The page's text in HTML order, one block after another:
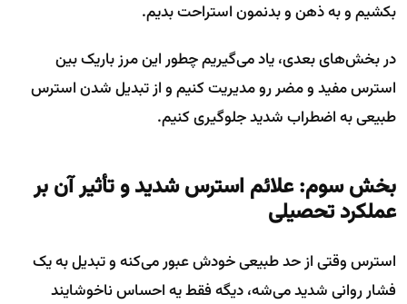
بکشیم و به ذهن و بدنمون استراحت بدیم.
در بخش‌های بعدی، یاد می‌گیریم چطور این مرز باریک بین
استرس مفید و مضر رو مدیریت کنیم و از تبدیل شدن استرس
طبیعی به اضطراب شدید جلوگیری کنیم.
بخش سوم: علائم استرس شدید و تأثیر آن بر
عملکرد تحصیلی
استرس وقتی از حد طبیعی خودش عبور می‌کنه و تبدیل به یک
فشار روانی شدید می‌شه، دیگه فقط یه احساس ناخوشایند